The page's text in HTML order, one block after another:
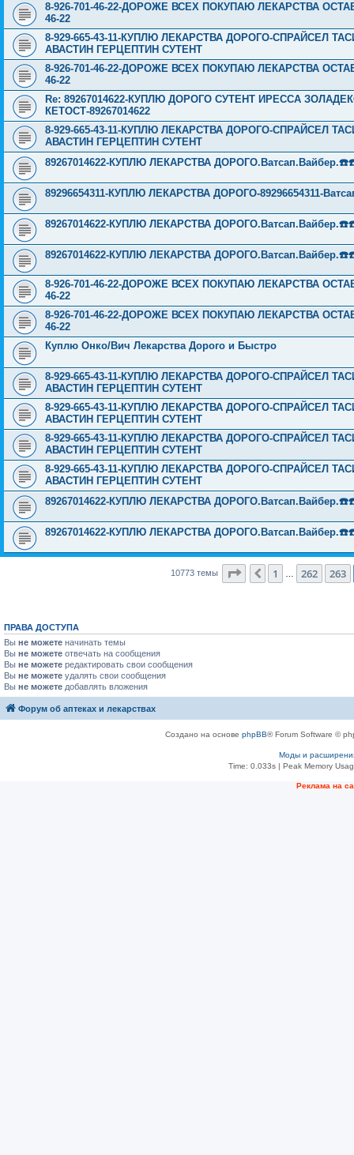
8-926-701-46-22-ДОРОЖЕ ВСЕХ ПОКУПАЮ ЛЕКАРСТВА
46-22
8-929-665-43-11-КУПЛЮ ЛЕКАРСТВА ДОРОГО-СПРАЙСЕЛ
АВАСТИН ГЕРЦЕПТИН СУТЕНТ
8-926-701-46-22-ДОРОЖЕ ВСЕХ ПОКУПАЮ ЛЕКАРСТВА
46-22
Re: 89267014622-КУПЛЮ ДОРОГО СУТЕНТ ИРЕССА
КЕТОСТ-89267014622
8-929-665-43-11-КУПЛЮ ЛЕКАРСТВА ДОРОГО-СПРАЙСЕЛ
АВАСТИН ГЕРЦЕПТИН СУТЕНТ
89267014622-КУПЛЮ ЛЕКАРСТВА
89296654311-КУПЛЮ ЛЕКАРСТВА ДОРОГО-89296654311-
89267014622-КУПЛЮ ЛЕКАРСТВА
89267014622-КУПЛЮ ЛЕКАРСТВА
8-926-701-46-22-ДОРОЖЕ ВСЕХ ПОКУПАЮ ЛЕКАРСТВА
46-22
8-926-701-46-22-ДОРОЖЕ ВСЕХ ПОКУПАЮ ЛЕКАРСТВА
46-22
Куплю Онко/Вич Лекарства Дорого и Быстро
8-929-665-43-11-КУПЛЮ ЛЕКАРСТВА ДОРОГО-СПРАЙСЕЛ
АВАСТИН ГЕРЦЕПТИН СУТЕНТ
8-929-665-43-11-КУПЛЮ ЛЕКАРСТВА ДОРОГО-СПРАЙСЕЛ
АВАСТИН ГЕРЦЕПТИН СУТЕНТ
8-929-665-43-11-КУПЛЮ ЛЕКАРСТВА ДОРОГО-СПРАЙСЕЛ
АВАСТИН ГЕРЦЕПТИН СУТЕНТ
8-929-665-43-11-КУПЛЮ ЛЕКАРСТВА ДОРОГО-СПРАЙСЕЛ
АВАСТИН ГЕРЦЕПТИН СУТЕНТ
89267014622-КУПЛЮ ЛЕКАРСТВА
89267014622-КУПЛЮ ЛЕКАРСТВА
10773 темы Страница 264из 431
Пред.
1 262 263
ПРАВА ДОСТУПА
Вы не можете начинать темы
Вы не можете отвечать на сообщения
Вы не можете редактировать свои сообщения
Вы не можете удалять свои сообщения
Вы не можете добавлять вложения
Форум об аптеках и лекарствах
Создано на основе phpBB® Forum Software ©
Моды и
Time: 0.033s| Peak Memory
Рeклама на